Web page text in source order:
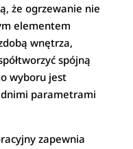
że ogrzewanie nie
elementem
wnętrza,
spójną
wyboru jest
parametrami
zapewnia